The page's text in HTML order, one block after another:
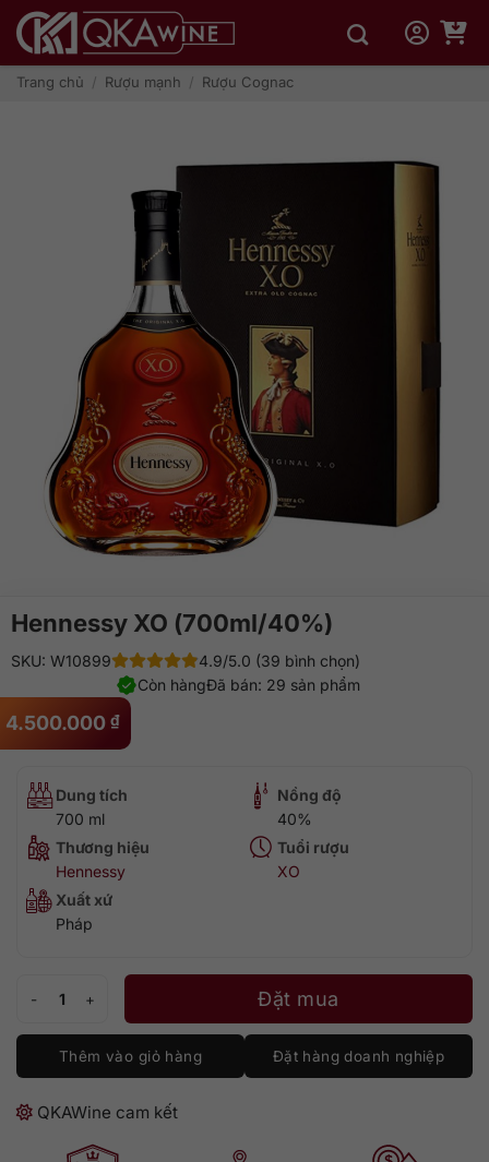
qua
dungTrang chủ / Rượu mạnh / Rượu Cognac
Hennessy XO (700ml/40%)
4.500.000 ₫
SKU: W10899
4.9/5.0 (39 bình chọn)
Đã bán: 29 sản phẩm
Còn hàng
Dung tích
700 ml
Nồng độ
40%
Thương hiệu
Hennessy
Tuổi rượu
XO
Xuất xứ
Pháp
Hennessy XO (700ml/40%) số lượngĐặt mua
Thêm vào giỏ hàng Đặt hàng doanh nghiệp
QKAWine cam kết